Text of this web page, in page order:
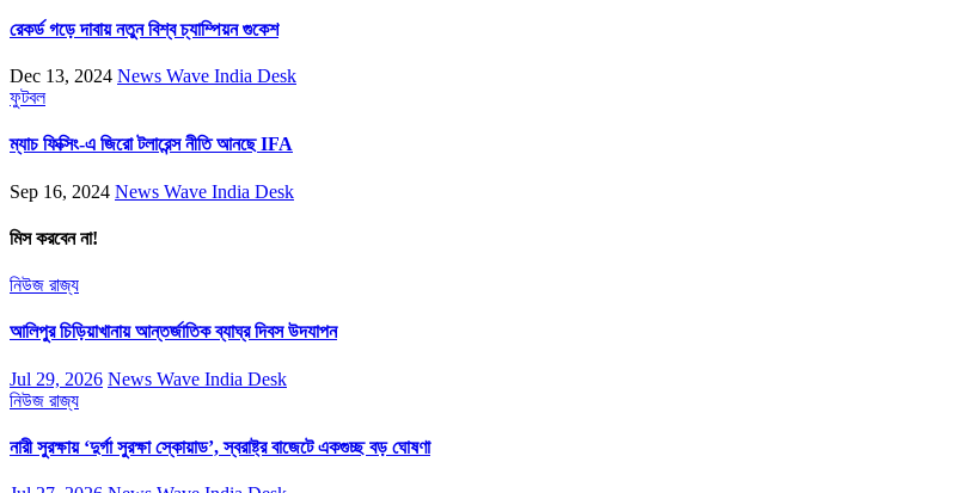
রেকর্ড গড়ে দাবায় নতুন বিশ্ব চ্যাম্পিয়ন গুকেশ
Dec 13, 2024 News Wave India Desk
ফুটবল
ম্যাচ ফিক্সিং-এ জিরো টলারেন্স নীতি আনছে IFA
Sep 16, 2024 News Wave India Desk
মিস করবেন না!
নিউজ রাজ্য
আলিপুর চিড়িয়াখানায় আন্তর্জাতিক ব্যাঘ্র দিবস উদযাপন
Jul 29, 2026 News Wave India Desk
নিউজ রাজ্য
নারী সুরক্ষায় ‘দুর্গা সুরক্ষা স্কোয়াড’, স্বরাষ্ট্র বাজেটে একগুচ্ছ বড় ঘোষণা